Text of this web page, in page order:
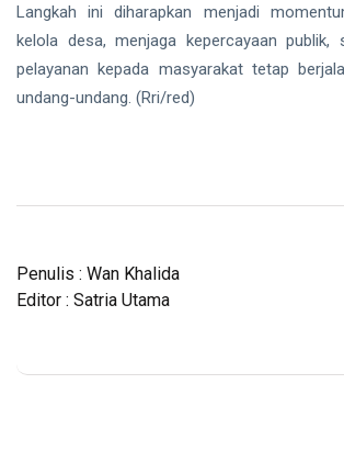
Langkah ini diharapkan menjadi
kelola desa, menjaga kepercayaan publik,
pelayanan kepada masyarakat tetap
undang-undang. (Rri/red)
Penulis : Wan Khalida
Editor : Satria Utama